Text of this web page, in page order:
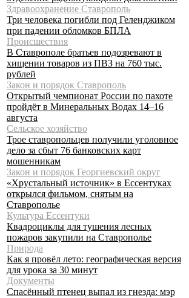
Здравоохранение Ставрополь
Три человека погибли под Геленджиком
при падении обломков БПЛА
Происшествия
В Ставрополе братьев подозревают в
хищении товаров из ПВЗ на 760 тыс.
рублей
Закон и порядок Ставрополь
Открытый чемпионат России по пахоте
пройдёт в Минеральных Водах 14–16
августа
Сельское хозяйство
Трое ставропольцев получили уголовное
дело за сбыт 76 банковских карт
мошенникам
Закон и порядок Георгиевский округ
«Хрустальный источник» в Ессентуках
открылся фильмом, снятым на
Ставрополье
Культура Ессентуки
Квадроциклы для тушения лесных
пожаров закупили на Ставрополье
Природа
Как я провёл лето: географическая версия
для урока за 30 минут
Документы
Спасённый птенец выпал из гнезда: мэр